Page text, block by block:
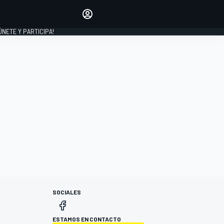
Y PARTICIPA!
SOCIALES
ESTAMOS EN CONTACTO